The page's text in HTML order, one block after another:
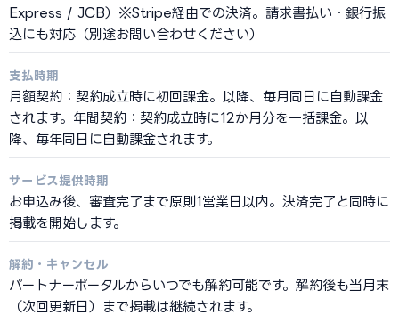
Express / JCB）※Stripe経由での決済。請求書払い・銀行振
込にも対応（別途お問い合わせください）
支払時期
月額契約：契約成立時に初回課金。以降、毎月同日に自動課金
されます。年間契約：契約成立時に12か月分を一括課金。以
降、毎年同日に自動課金されます。
サービス提供時期
お申込み後、審査完了まで原則1営業日以内。決済完了と同時に
掲載を開始します。
解約・キャンセル
パートナーポータルからいつでも解約可能です。解約後も当月末
（次回更新日）まで掲載は継続されます。